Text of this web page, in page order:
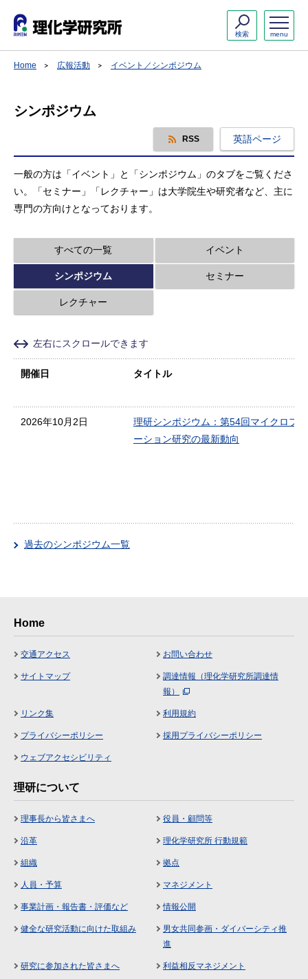
menu
検索
Home 広報活動 イベント／シンポジウム
シンポジウム
RSS 英語ページ
一般の方は「イベント」と「シンポジウム」のタブをご覧くださ
い。「セミナー」「レクチャー」は大学院生や研究者など、主に
専門の方向けとなっております。
すべての一覧 イベント
シンポジウム セミナー
レクチャー
左右にスクロールできます
開催日 タイトル
2026年10月2日
理研シンポジウム：第54回マイクロフ
ーション研究の最新動向
過去のシンポジウム一覧
Home
交通アクセス お問い合わせ
サイトマップ
調達情報（理化学研究所調達情
報）
リンク集 利用規約
プライバシーポリシー 採用プライバシーポリシー
ウェブアクセシビリティ
理研について
理事長から皆さまへ 役員・顧問等
沿革 理化学研究所 行動規範
組織 拠点
人員・予算 マネジメント
事業計画・報告書・評価など 情報公開
健全な研究活動に向けた取組み
男女共同参画・ダイバーシティ推
進
研究に参加された皆さまへ 利益相反マネジメント